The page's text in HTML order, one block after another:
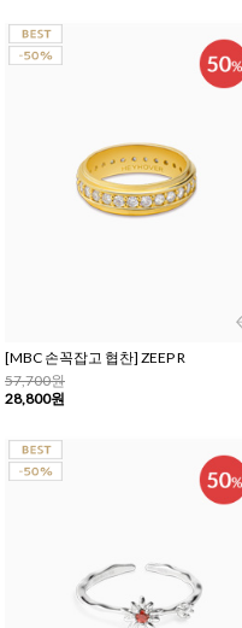
[MBC 손꼭잡고 협찬] ZEEP R
57,700원
28,800원